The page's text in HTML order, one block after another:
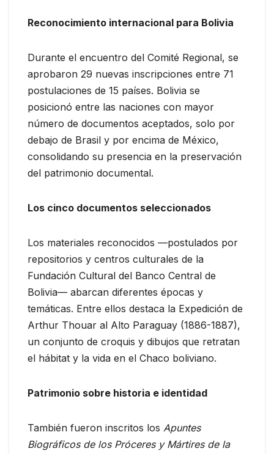
Reconocimiento internacional para Bolivia
Durante el encuentro del Comité Regional, se
aprobaron 29 nuevas inscripciones entre 71
postulaciones de 15 países. Bolivia se
posicionó entre las naciones con mayor
número de documentos aceptados, solo por
debajo de Brasil y por encima de México,
consolidando su presencia en la preservación
del patrimonio documental.
Los cinco documentos seleccionados
Los materiales reconocidos —postulados por
repositorios y centros culturales de la
Fundación Cultural del Banco Central de
Bolivia— abarcan diferentes épocas y
temáticas. Entre ellos destaca la Expedición de
Arthur Thouar al Alto Paraguay (1886-1887),
un conjunto de croquis y dibujos que retratan
el hábitat y la vida en el Chaco boliviano.
Patrimonio sobre historia e identidad
También fueron inscritos los Apuntes
Biográficos de los Próceres y Mártires de la